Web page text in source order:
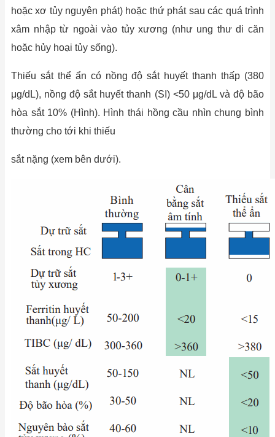
hoặc xơ tủy nguyên phát) hoặc thứ phát sau các quá trình
xâm nhập từ ngoài vào tủy xương (như ung thư di căn
hoặc hủy hoại tủy sống).
Thiếu sắt thể ẩn có nồng độ sắt huyết thanh thấp (380
μg/dL), nồng độ sắt huyết thanh (SI) <50 μg/dL và độ bão
hòa sắt 10% (Hình). Hình thái hồng cầu nhìn chung bình
thường cho tới khi thiếu
sắt nặng (xem bên dưới).